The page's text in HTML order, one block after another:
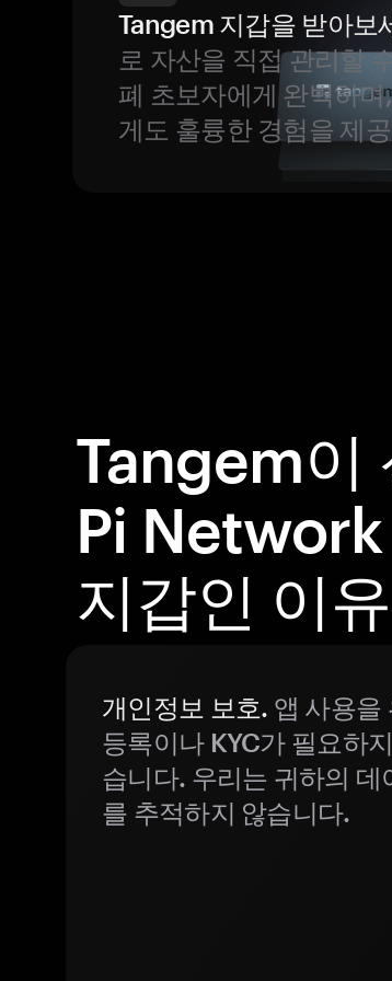
Tangem 지갑을 받아보
로 자산을 직접 관리할
폐 초보자에게 완벽하
게도 훌륭한 경험을 제
Tangem이
Pi
지갑인 이유
개인정보 보호. 앱 사용을
등록이나 KYC가 필요하
습니다. 우리는 귀하의 데
를 추적하지 않습니다.